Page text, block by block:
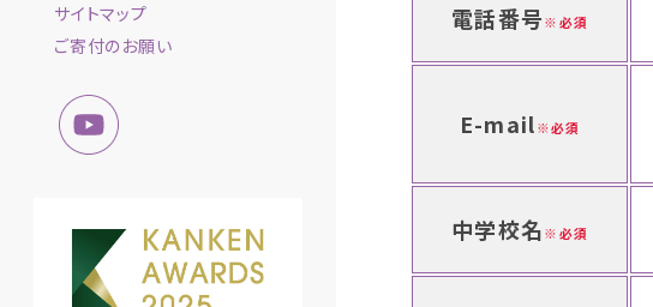
サイトマップ
ご寄付のお願い
電話番号 必須
E-mail 必須
中学校名 必須